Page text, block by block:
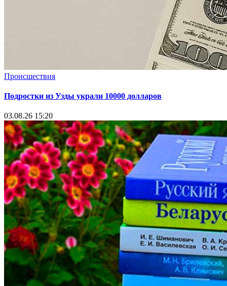
Происшествия
Подростки из Узды украли 10000 долларов
03.08.26 15:20